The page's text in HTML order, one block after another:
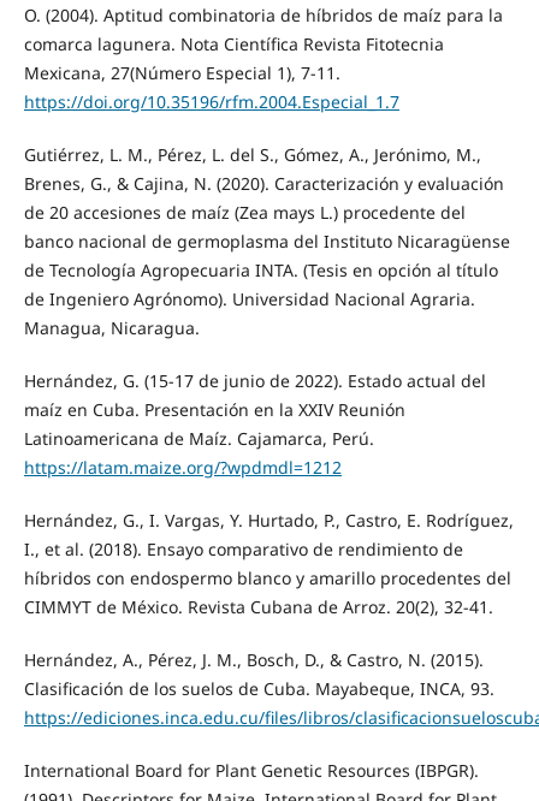
O. (2004). Aptitud combinatoria de híbridos de maíz para la
comarca lagunera. Nota Científica Revista Fitotecnia
Mexicana, 27(Número Especial 1), 7-11.
https://doi.org/10.35196/rfm.2004.Especial_1.7
Gutiérrez, L. M., Pérez, L. del S., Gómez, A., Jerónimo, M.,
Brenes, G., & Cajina, N. (2020). Caracterización y evaluación
de 20 accesiones de maíz (Zea mays L.) procedente del
banco nacional de germoplasma del Instituto Nicaragüense
de Tecnología Agropecuaria INTA. (Tesis en opción al título
de Ingeniero Agrónomo). Universidad Nacional Agraria.
Managua, Nicaragua.
Hernández, G. (15-17 de junio de 2022). Estado actual del
maíz en Cuba. Presentación en la XXIV Reunión
Latinoamericana de Maíz. Cajamarca, Perú.
https://latam.maize.org/?wpdmdl=1212
Hernández, G., I. Vargas, Y. Hurtado, P., Castro, E. Rodríguez,
I., et al. (2018). Ensayo comparativo de rendimiento de
híbridos con endospermo blanco y amarillo procedentes del
CIMMYT de México. Revista Cubana de Arroz. 20(2), 32-41.
Hernández, A., Pérez, J. M., Bosch, D., & Castro, N. (2015).
Clasificación de los suelos de Cuba. Mayabeque, INCA, 93.
https://ediciones.inca.edu.cu/files/libros/
International Board for Plant Genetic Resources (IBPGR).